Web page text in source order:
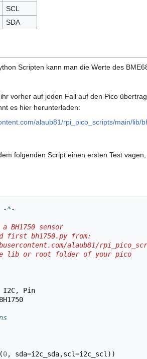
SCL
SDA
Scripten kann man die Werte des
vorher auf jeden Fall auf den Pico
es hier herunterladen:
alaub81/rpi_pico_scripts/main/lib/
folgenden Script einen ersten Test
-*-
BH1750 sensor
first bh1750.py from:
alaub81/
lib or root folder of your pico
I2C,
Pin
BH1750
(0, sda=i2c_sda,scl=i2c_scl ))